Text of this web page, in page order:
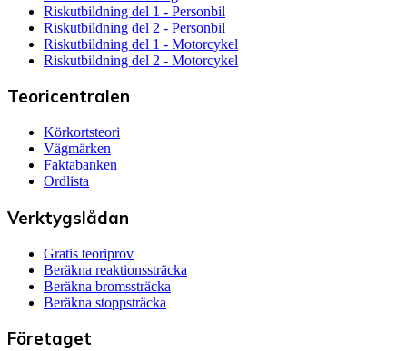
Riskutbildning del 1 - Personbil
Riskutbildning del 2 - Personbil
Riskutbildning del 1 - Motorcykel
Riskutbildning del 2 - Motorcykel
Teoricentralen
Körkortsteori
Vägmärken
Faktabanken
Ordlista
Verktygslådan
Gratis teoriprov
Beräkna reaktionssträcka
Beräkna bromssträcka
Beräkna stoppsträcka
Företaget